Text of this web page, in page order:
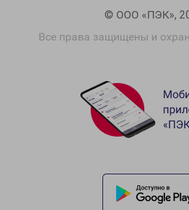
© ООО «ПЭК»,
Все права защищены и